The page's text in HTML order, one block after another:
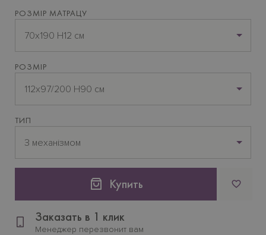
РОЗМІР МАТРАЦУ
70х190 H12 см
РОЗМІР
112х97/200 H90 см
ТИП
З механізмом
Купить
Заказать в 1 клик
Менеджер перезвонит вам